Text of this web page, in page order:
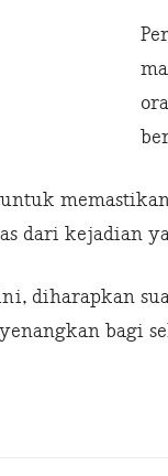
dari kejadian
diharapkan
bagi